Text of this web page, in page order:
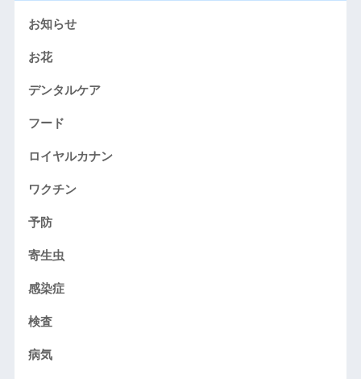
お知らせ
お花
デンタルケア
フード
ロイヤルカナン
ワクチン
予防
寄生虫
感染症
検査
病気